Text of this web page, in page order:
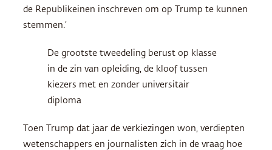
de Republikeinen inschreven om op Trump te kunnen
stemmen.’
De grootste tweedeling berust op klasse
in de zin van opleiding, de kloof tussen
kiezers met en zonder universitair
diploma
Toen Trump dat jaar de verkiezingen won, verdiepten
wetenschappers en journalisten zich in de vraag hoe